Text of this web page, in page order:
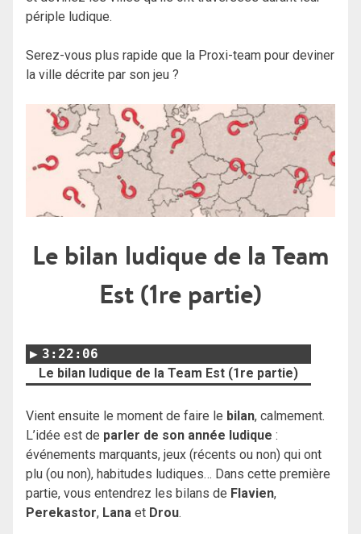
périple ludique.
Serez-vous plus rapide que la Proxi-team pour deviner
la ville décrite par son jeu ?
Le bilan ludique de la Team
Est (1re partie)
3:22:06
Le bilan ludique de la Team Est (1re partie)
Vient ensuite le moment de faire le bilan, calmement.
L’idée est de parler de son année ludique :
événements marquants, jeux (récents ou non) qui ont
plu (ou non), habitudes ludiques… Dans cette première
partie, vous entendrez les bilans de Flavien,
Perekastor, Lana et Drou.